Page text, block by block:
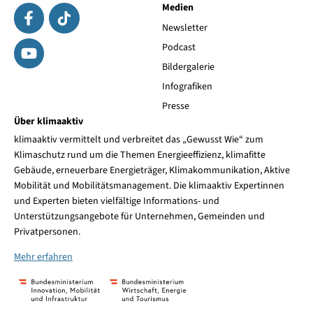
Medien
Newsletter
Podcast
Bildergalerie
Infografiken
Presse
Über klimaaktiv
klimaaktiv vermittelt und verbreitet das „Gewusst Wie“ zum
Klimaschutz rund um die Themen Energieeffizienz, klimafitte
Gebäude, erneuerbare Energieträger, Klimakommunikation, Aktive
Mobilität und Mobilitätsmanagement. Die klimaaktiv Expertinnen
und Experten bieten vielfältige Informations- und
Unterstützungsangebote für Unternehmen, Gemeinden und
Privatpersonen.
Mehr erfahren